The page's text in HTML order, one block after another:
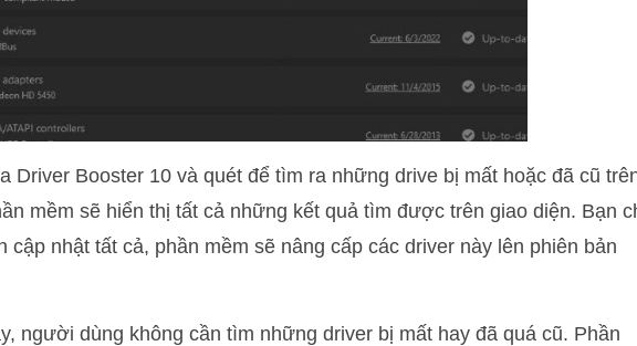
Driver Booster 10 và quét để tìm ra những drive bị mất hoặc đã cũ
mềm sẽ hiển thị tất cả những kết quả tìm được trên giao diện. Bạn
cập nhật tất cả, phần mềm sẽ nâng cấp các driver này lên phiên bản
người dùng không cần tìm những driver bị mất hay đã quá cũ. Phần